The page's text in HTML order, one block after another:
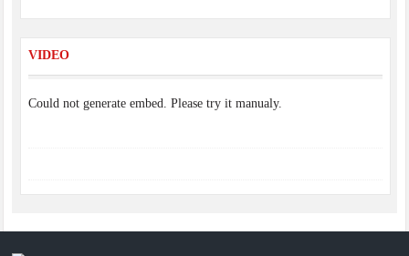
VIDEO
Could not generate embed. Please try it manualy.